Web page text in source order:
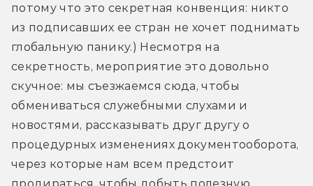
потому что это секретная конвенция: никто
из подписавших ее стран не хочет поднимать
глобальную панику.) Несмотря на
секретность, мероприятие это довольно
скучное: мы съезжаемся сюда, чтобы
обмениваться служебными слухами и
новостями, рассказывать друг другу о
процедурных изменениях документооборота,
через которые нам всем предстоит
продираться, чтобы добыть полезную